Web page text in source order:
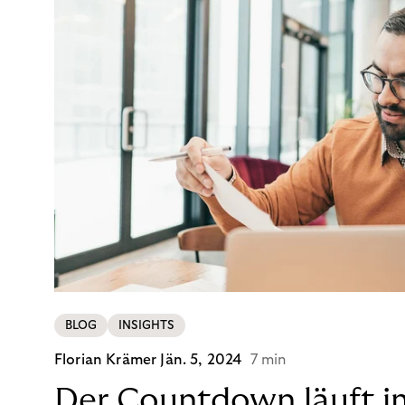
BLOG INSIGHTS
Florian Krämer Jän. 5, 2024 7 min